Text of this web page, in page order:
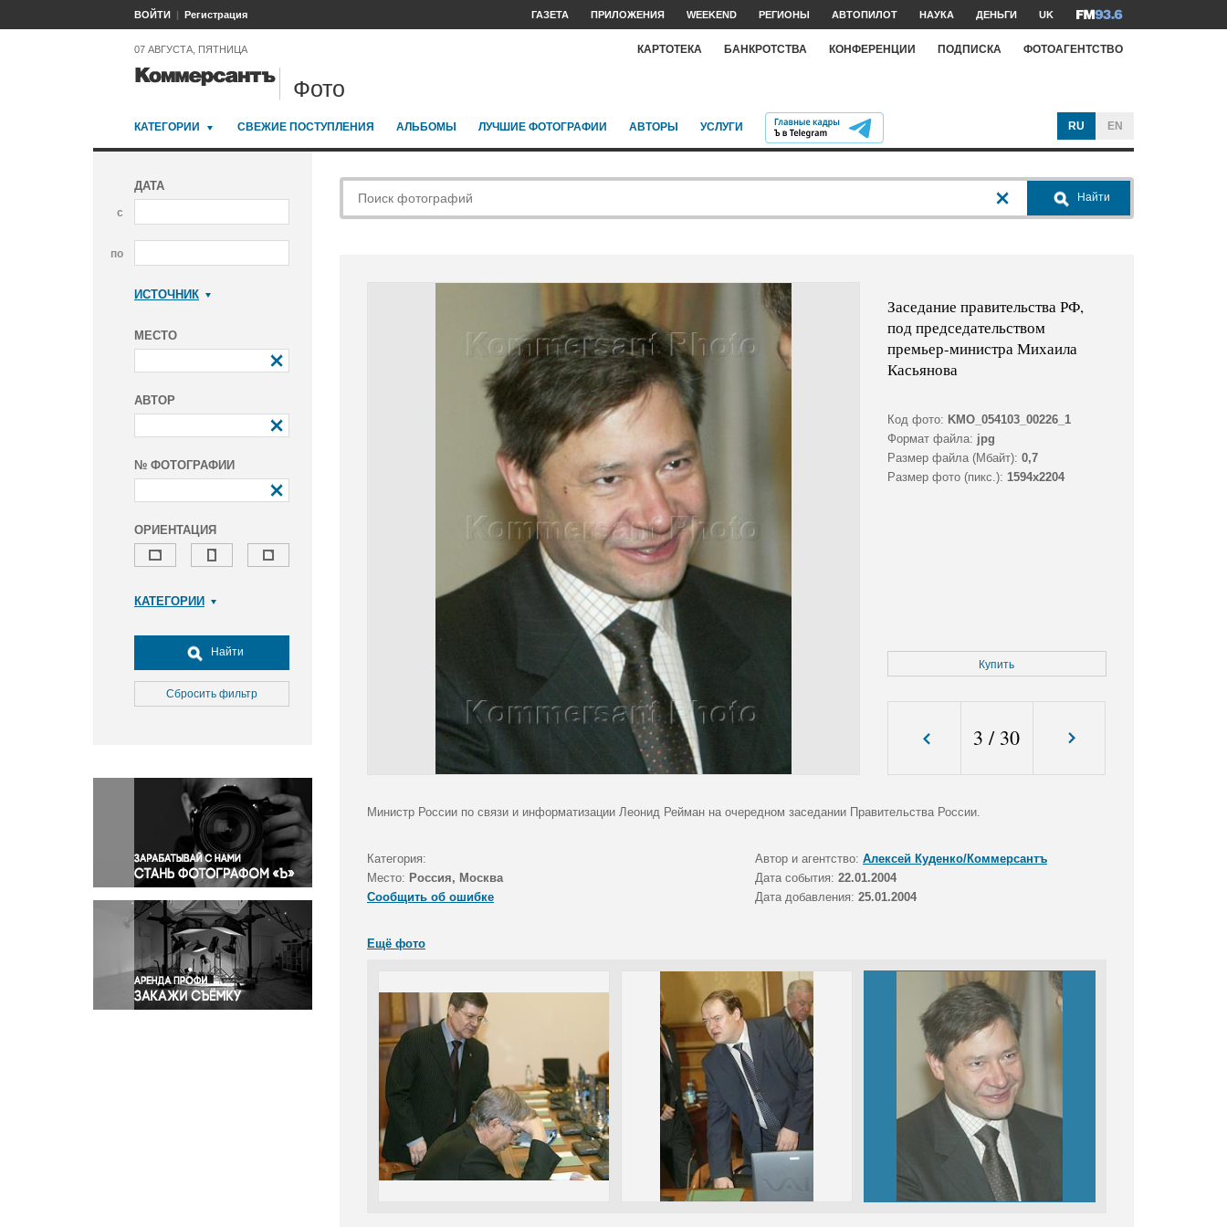
ВОЙТИ Регистрация ГАЗЕТА ПРИЛОЖЕНИЯ WEEKEND РЕГИОНЫ АВТОПИЛОТ НАУКА ДЕНЬГИ UK
07 АВГУСТА, ПЯТНИЦА КАРТОТЕКА БАНКРОТСТВА КОНФЕРЕНЦИИ ПОДПИСКА ФОТОАГЕНТСТВО
Фото
КАТЕГОРИИ СВЕЖИЕ ПОСТУПЛЕНИЯ АЛЬБОМЫ ЛУЧШИЕ ФОТОГРАФИИ АВТОРЫ УСЛУГИ RU EN
ДАТА
с
по
ИСТОЧНИК
МЕСТО
АВТОР
№ ФОТОГРАФИИ
ОРИЕНТАЦИЯ
КАТЕГОРИИ
Досуг, туризм и отдых
Культура
Медицина
Окружающая среда
Политика
Правосудие
Происшествия и конфликты
Религия
Светская жизнь
Спорт
Экология
Экономика и бизнес
Найти
Сбросить фильтр
Найти
Заседание правительства РФ,
под председательством
премьер-министра Михаила
Касьянова
Код фото: KMO_054103_00226_1
Формат файла: jpg
Размер файла (Мбайт): 0,7
Размер фото (пикс.): 1594x2204
Купить
3 / 30
Министр России по связи и информатизации Леонид Рейман на очередном заседании Правительства России.
Категория: Автор и агентство: Алексей Куденко/Коммерсантъ
Место: Россия, Москва Дата события: 22.01.2004
Сообщить об ошибке
Дата добавления: 25.01.2004
Ещё фото